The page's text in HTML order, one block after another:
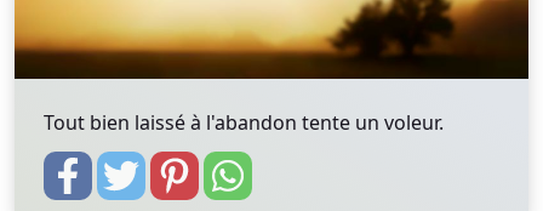
Tout bien laissé à l'abandon tente un voleur.